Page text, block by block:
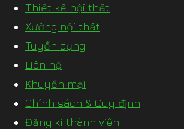
Thiết kế nội thất
Xưởng nội thất
Tuyển dụng
Liên hệ
Khuyến mại
Chính sách & Quy định
Đăng kí thành viên